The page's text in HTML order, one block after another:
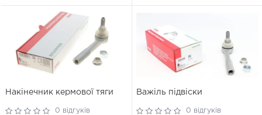
Накінечник кермової тяги
0 відгуків
Важіль підвіски
0 відгуків